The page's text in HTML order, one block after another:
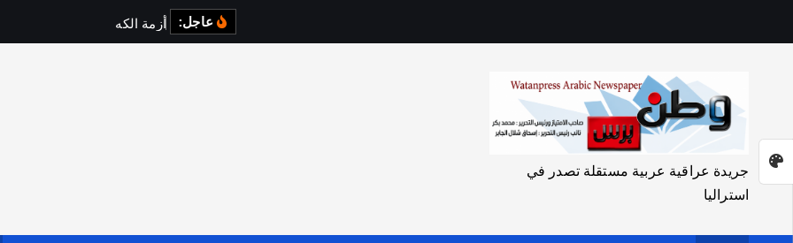
عاجل: أزمة كه ربا ء ف
جريدة عراقية عربية مستقلة تصدر في
استراليا